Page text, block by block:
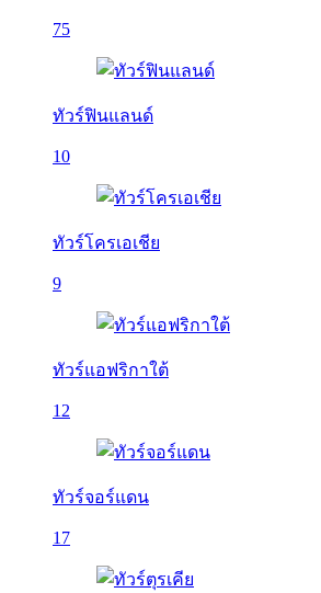
75
ทัวร์ฟินแลนด์
10
ทัวร์โครเอเชีย
9
ทัวร์แอฟริกาใต้
12
ทัวร์จอร์แดน
17